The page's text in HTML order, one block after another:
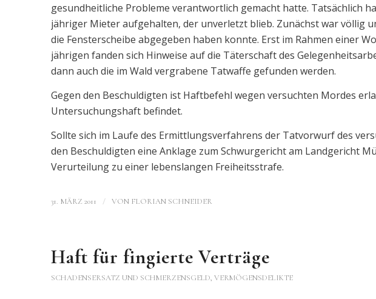
gesundheitliche Probleme verantwortlich gemacht hatte. Tatsächlich
jähriger Mieter aufgehalten, der unverletzt blieb. Zunächst war völlig
die Fensterscheibe abgegeben haben konnte. Erst im Rahmen einer
jährigen fanden sich Hinweise auf die Täterschaft des
dann auch die im Wald vergrabene Tatwaffe gefunden werden.
Gegen den Beschuldigten ist Haftbefehl wegen versuchten Mordes
Untersuchungshaft befindet.
Sollte sich im Laufe des Ermittlungsverfahrens der Tatvorwurf des
den Beschuldigten eine Anklage zum Schwurgericht am Landgericht
Verurteilung zu einer lebenslangen Freiheitsstrafe.
31. MÄRZ 2011 / VON FLORIAN SCHNEIDER
Haft für fingierte Verträge
SCHADENSERSATZ UND SCHMERZENSGELD, VERMÖGENSDELIKTE